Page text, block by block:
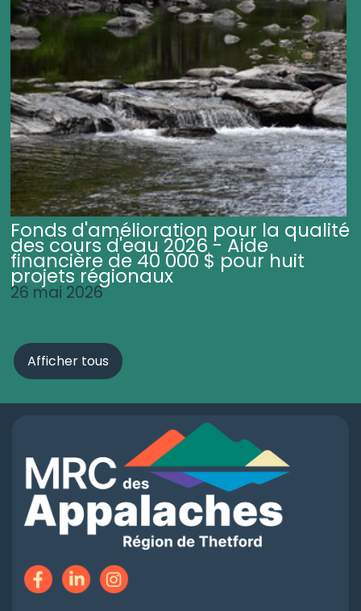
Fonds d'amélioration pour la qualité
des cours d'eau 2026 - Aide
financière de 40 000 $ pour huit
projets régionaux
26 mai 2026
Afficher tous